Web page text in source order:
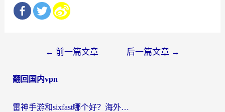
导
← 前一篇文章 后一篇文章 →
翻回国内vpn
雷神手游和sixfast哪个好？海外党亲测3款回国加速器，教你选对不踩坑